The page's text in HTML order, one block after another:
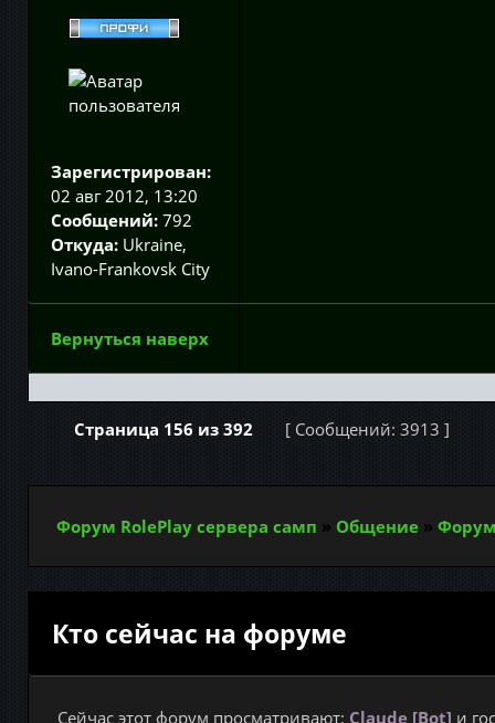
Зарегистрирован:
02 авг 2012, 13:20
Сообщений: 792
Откуда: Ukraine,
Ivano-Frankovsk City
Вернуться наверх
Страница 156 из 392 [ Сообщений: 3913 ]
Форум RolePlay сервера самп » Общение »
Кто сейчас на форуме
Сейчас этот форум просматривают: Claude [Bot] и